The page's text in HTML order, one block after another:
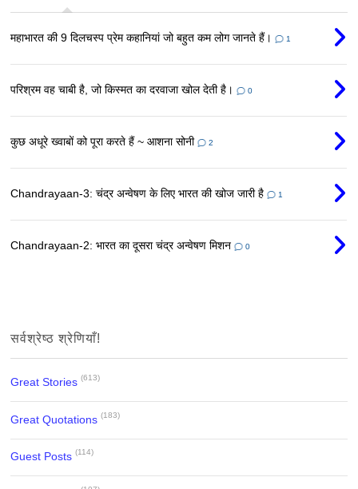
महाभारत की 9 दिलचस्प प्रेम कहानियां जो बहुत कम लोग जानते हैं। 1
परिश्रम वह चाबी है, जो किस्मत का दरवाजा खोल देती है। 0
कुछ अधूरे ख्वाबों को पूरा करते हैं ~ आशना सोनी 2
Chandrayaan-3: चंद्र अन्वेषण के लिए भारत की खोज जारी है 1
Chandrayaan-2: भारत का दूसरा चंद्र अन्वेषण मिशन 0
सर्वश्रेष्ठ श्रेणियाँ!
Great Stories (613)
Great Quotations (183)
Guest Posts (114)